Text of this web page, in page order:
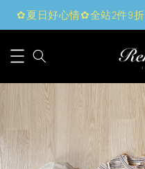
✿夏日好心情✿全站2件9折